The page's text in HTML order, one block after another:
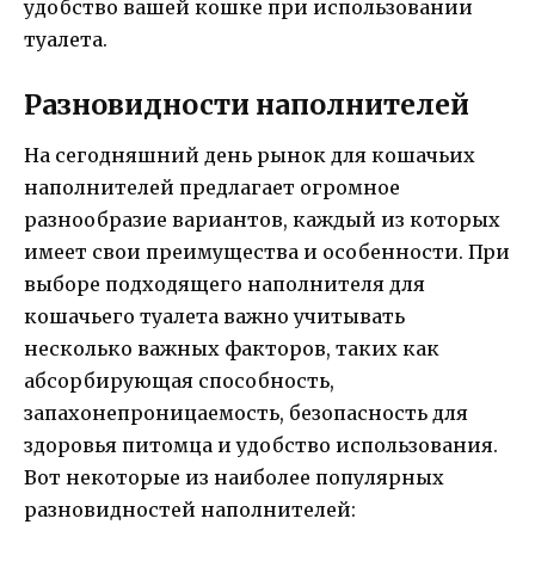
удобство вашей кошке при использовании
туалета.
Разновидности наполнителей
На сегодняшний день рынок для кошачьих
наполнителей предлагает огромное
разнообразие вариантов, каждый из которых
имеет свои преимущества и особенности. При
выборе подходящего наполнителя для
кошачьего туалета важно учитывать
несколько важных факторов, таких как
абсорбирующая способность,
запахонепроницаемость, безопасность для
здоровья питомца и удобство использования.
Вот некоторые из наиболее популярных
разновидностей наполнителей: